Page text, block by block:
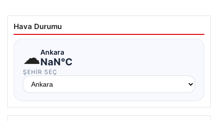
Hava Durumu
☁Ankara
NaN°C
ŞEHIR SEÇ